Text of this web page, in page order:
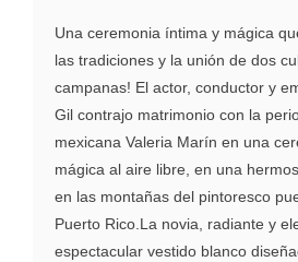
Una ceremonia íntima y mágica
las tradiciones y la unión de dos
campanas! El actor, conductor y
Gil contrajo matrimonio con la
mexicana Valeria Marín en una
mágica al aire libre, en una
en las montañas del pintoresco
Puerto Rico.La novia, radiante y
espectacular vestido blanco